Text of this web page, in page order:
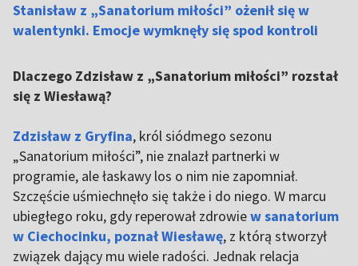
Stanisław z „Sanatorium miłości” ożenił się w
walentynki. Emocje wymknęły się spod kontroli
Dlaczego Zdzisław z „Sanatorium miłości” rozstał
się z Wiesławą?
Zdzisław z Gryfina, król siódmego sezonu
„Sanatorium miłości”, nie znalazł partnerki w
programie, ale łaskawy los o nim nie zapomniał.
Szczęście uśmiechnęło się także i do niego. W marcu
ubiegłego roku, gdy reperował zdrowiew sanatorium
w Ciechocinku, poznał Wiesławę, z którą stworzył
związek dający mu wiele radości. Jednak relacja